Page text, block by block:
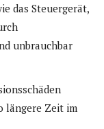
das Steuergerät,
unbrauchbar
längere Zeit im